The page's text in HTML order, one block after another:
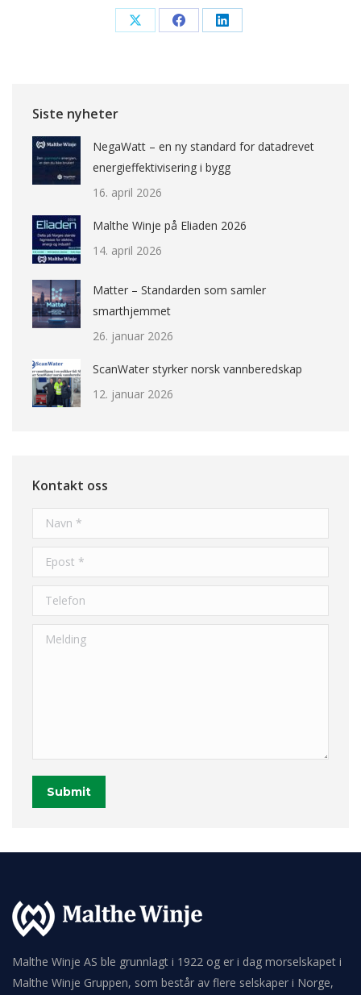
Share Share Share
Siste nyheter
NegaWatt – en ny standard for datadrevet
energieffektivisering i bygg
16. april 2026
Malthe Winje på Eliaden 2026
14. april 2026
Matter – Standarden som samler
smarthjemmet
26. januar 2026
ScanWater styrker norsk vannberedskap
12. januar 2026
Kontakt oss
Navn *
Epost *
Telefon
Melding
Submit
Malthe Winje AS ble grunnlagt i 1922 og er i dag morselskapet i
Malthe Winje Gruppen, som består av flere selskaper i Norge,